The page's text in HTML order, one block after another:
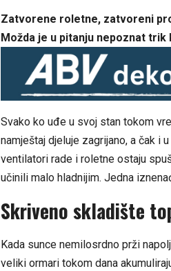
​Zatvorene roletne, zatvoreni
Možda je u pitanju nepoznat
Svako ko uđe u svoj stan tokom
namještaj djeluje zagrijano, a čak i
ventilatori rade i roletne ostaju
učinili malo hladnijim. Jedna
Skriveno skladište
Kada sunce nemilosrdno prži
veliki ormari tokom dana